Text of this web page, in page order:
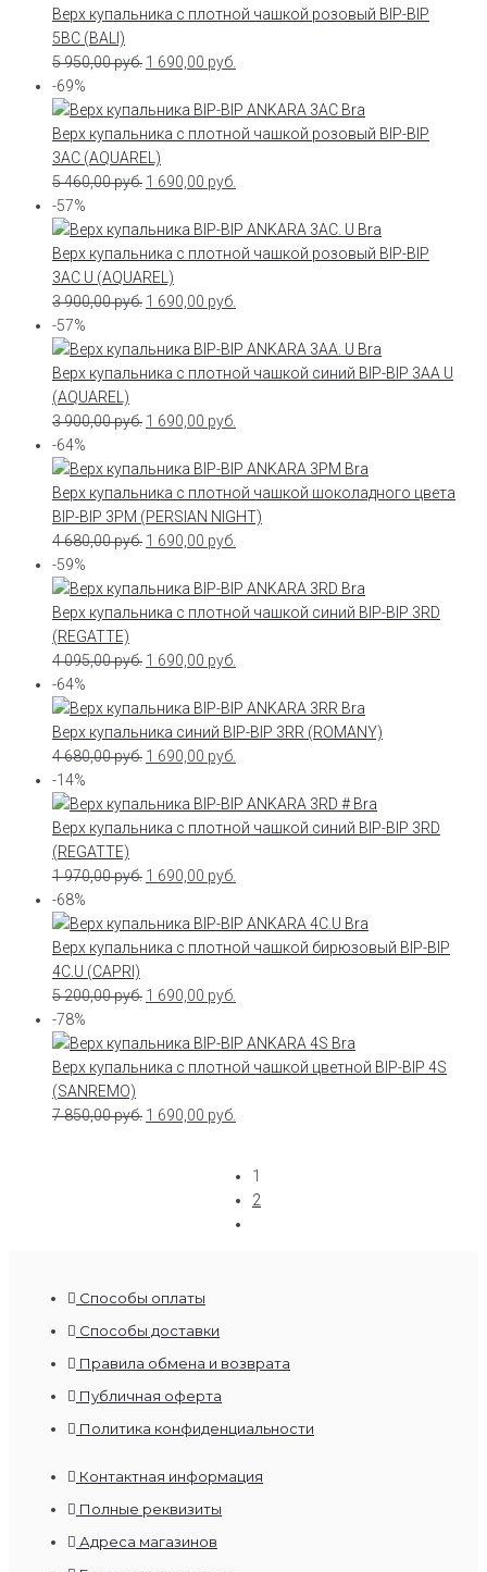
Верх купальника с плотной чашкой розовый BIP-BIP
5BC (BALI)
5 950,00руб. 1 690,00 руб.
-69%
Верх купальника с плотной чашкой розовый BIP-BIP
3AC (AQUAREL)
5 460,00руб. 1 690,00 руб.
-57%
Верх купальника с плотной чашкой розовый BIP-BIP
3AC U (AQUAREL)
3 900,00руб. 1 690,00 руб.
-57%
Верх купальника с плотной чашкой синий BIP-BIP 3AA U
(AQUAREL)
3 900,00руб. 1 690,00 руб.
-64%
Верх купальника с плотной чашкой шоколадного цвета
BIP-BIP 3PM (PERSIAN NIGHT)
4 680,00руб. 1 690,00 руб.
-59%
Верх купальника с плотной чашкой синий BIP-BIP 3RD
(REGATTE)
4 095,00руб. 1 690,00 руб.
-64%
Верх купальника синий BIP-BIP 3RR (ROMANY)
4 680,00руб. 1 690,00 руб.
-14%
Верх купальника с плотной чашкой синий BIP-BIP 3RD
(REGATTE)
1 970,00руб. 1 690,00 руб.
-68%
Верх купальника с плотной чашкой бирюзовый BIP-BIP
4C.U (CAPRI)
5 200,00руб. 1 690,00 руб.
-78%
Верх купальника с плотной чашкой цветной BIP-BIP 4S
(SANREMO)
7 850,00руб. 1 690,00 руб.
1
2
Способы оплаты
Способы доставки
Правила обмена и возврата
Публичная оферта
Политика конфиденциальности
Контактная информация
Полные реквизиты
Адреса магазинов